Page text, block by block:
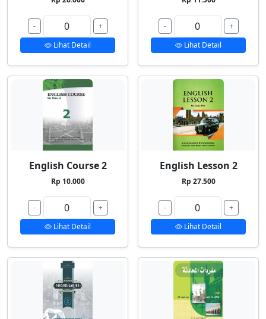
-
+
Lihat Detail
-
+
Lihat Detail
English Course 2
Rp 10.000
-
+
Lihat Detail
English Lesson 2
Rp 27.500
-
+
Lihat Detail